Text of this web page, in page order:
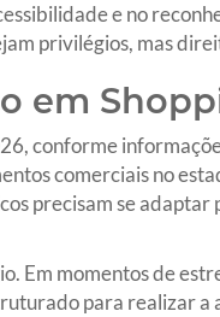
e no
privilégios, mas
em
conforme
comerciais no
precisam se
Em momentos de
para realizar